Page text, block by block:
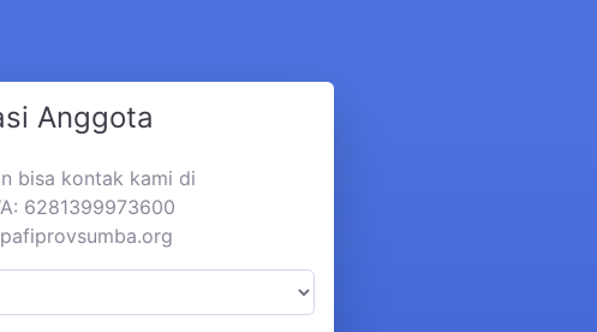
Anggota
bisa kontak kami di
6281399973600